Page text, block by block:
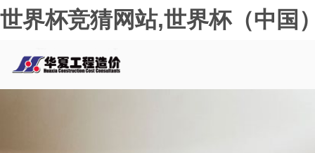
世界杯竞猜网站,世界杯（中国